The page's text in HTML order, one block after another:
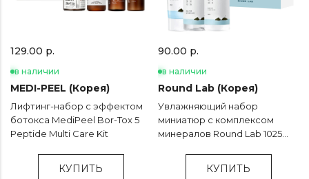
129.00 р.
в наличии
MEDI-PEEL (Корея)
Лифтинг-набор с эффектом
ботокса MediPeel Bor-Tox 5
Peptide Multi Care Kit
КУПИТЬ
90.00 р.
в наличии
Round Lab (Корея)
Увлажняющий набор
миниатюр с комплексом
минералов Round Lab 1025
КУПИТЬ